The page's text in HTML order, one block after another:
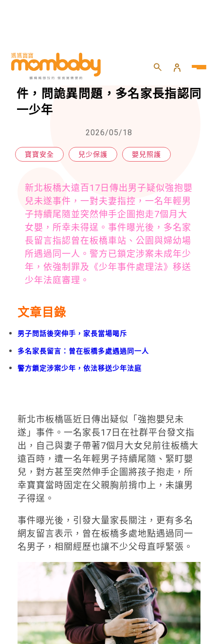
HOME 嬰兒 嬰兒照護
板橋大遠百爆「強抱嬰兒未遂」事
件，問詭異問題，多名家長指認同
一少年
2026/05/18
寶寶安全 兒少保護 嬰兒照護
新北板橋大遠百17日傳出男子疑似強抱嬰
兒未遂事件，一對夫妻指控，一名年輕男
子持續尾隨並突然伸手企圖抱走7個月大
女嬰，所幸未得逞。事件曝光後，多名家
長留言指認曾在板橋車站、公園與婦幼場
所遇過同一人。警方已鎖定涉案未成年少
年，依強制罪及《少年事件處理法》移送
少年法庭審理。
文章目錄
男子問話後突伸手，家長當場喝斥
多名家長留言：曾在板橋多處遇過同一人
警方鎖定涉案少年，依法移送少年法庭
新北市板橋區近日傳出疑似「強抱嬰兒未
遂」事件。一名家長17日在社群平台發文指
出，自己與妻子帶著7個月大女兒前往板橋大
遠百時，遭一名年輕男子持續尾隨、緊盯嬰
兒，對方甚至突然伸手企圖將孩子抱走，所
幸寶寶當時固定在父親胸前揹巾上，未讓男
子得逞。
事件曝光後，引發大量家長關注，更有多名
網友留言表示，曾在板橋多處地點遇過同一
名男子，相關經歷也讓不少父母直呼緊張。